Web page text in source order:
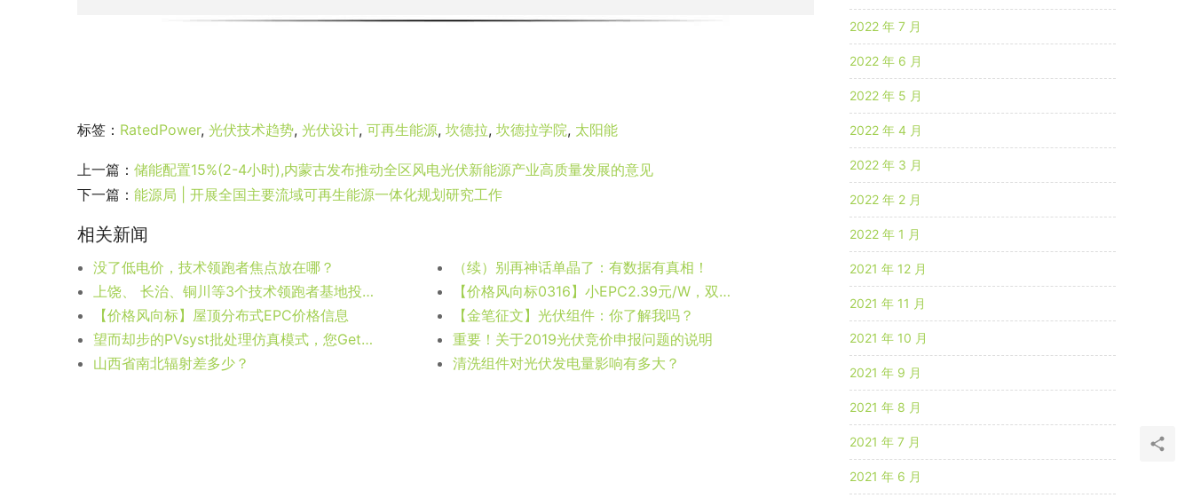
标签： RatedPower, 光伏技术趋势, 光伏设计, 可再生能源, 坎德拉, 坎德拉学院, 太阳能
上一篇： 储能配置15%(2-4小时),内蒙古发布推动全区风电光伏新能源产业高质量发展的意见
下一篇： 能源局 | 开展全国主要流域可再生能源一体化规划研究工作
相关新闻
没了低电价，技术领跑者焦点放在哪？
（续）别再神话单晶了：有数据有真相！
上饶、 长治、铜川等3个技术领跑者基地投标竞争激烈
【价格风向标0316】小EPC2.39元/W，双面组件1.71元/W，近期光伏设备、运维、EPC等价格信息
【价格风向标】屋顶分布式EPC价格信息
【金笔征文】光伏组件：你了解我吗？
望而却步的PVsyst批处理仿真模式，您Get了吗？
重要！关于2019光伏竞价申报问题的说明
山西省南北辐射差多少？
清洗组件对光伏发电量影响有多大？
2022 年 7 月
2022 年 6 月
2022 年 5 月
2022 年 4 月
2022 年 3 月
2022 年 2 月
2022 年 1 月
2021 年 12 月
2021 年 11 月
2021 年 10 月
2021 年 9 月
2021 年 8 月
2021 年 7 月
2021 年 6 月